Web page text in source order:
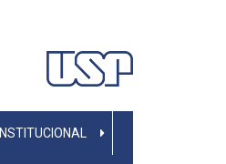
INSTITUCIONAL